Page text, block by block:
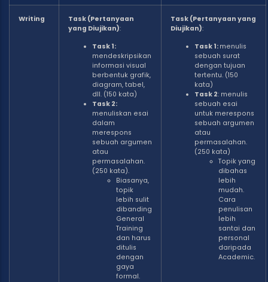
Writing
Task (Pertanyaan
yang Diujikan):
Task 1:
mendeskripsikan
informasi visual
berbentuk grafik,
diagram, tabel,
dll. (150 kata)
Task 2:
menuliskan esai
dalam
merespons
sebuah argumen
atau
permasalahan.
(250 kata).
Biasanya,
topik
lebih sulit
dibanding
General
Training
dan harus
ditulis
dengan
gaya
formal.
Task (Pertanyaan yang
Diujikan):
Task 1: menulis
sebuah surat
dengan tujuan
tertentu. (150
kata)
Task 2: menulis
sebuah esai
untuk merespons
sebuah argumen
atau
permasalahan.
(250 kata)
Topik yang
dibahas
lebih
mudah.
Cara
penulisan
lebih
santai dan
personal
daripada
Academic.